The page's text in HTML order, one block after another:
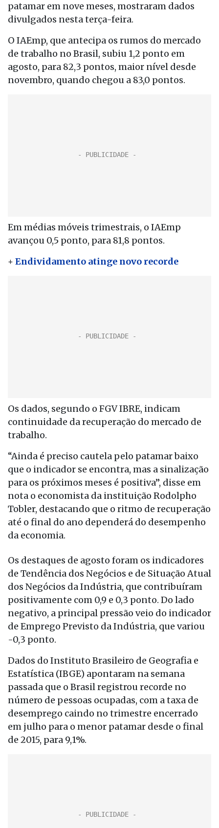
patamar em nove meses, mostraram dados
divulgados nesta terça-feira.
O IAEmp, que antecipa os rumos do mercado
de trabalho no Brasil, subiu 1,2 ponto em
agosto, para 82,3 pontos, maior nível desde
novembro, quando chegou a 83,0 pontos.
Em médias móveis trimestrais, o IAEmp
avançou 0,5 ponto, para 81,8 pontos.
+ Endividamento atinge novo recorde
Os dados, segundo o FGV IBRE, indicam
continuidade da recuperação do mercado de
trabalho.
“Ainda é preciso cautela pelo patamar baixo
que o indicador se encontra, mas a sinalização
para os próximos meses é positiva”, disse em
nota o economista da instituição Rodolpho
Tobler, destacando que o ritmo de recuperação
até o final do ano dependerá do desempenho
da economia.
Os destaques de agosto foram os indicadores
de Tendência dos Negócios e de Situação Atual
dos Negócios da Indústria, que contribuíram
positivamente com 0,9 e 0,3 ponto. Do lado
negativo, a principal pressão veio do indicador
de Emprego Previsto da Indústria, que variou
-0,3 ponto.
Dados do Instituto Brasileiro de Geografia e
Estatística (IBGE) apontaram na semana
passada que o Brasil registrou recorde no
número de pessoas ocupadas, com a taxa de
desemprego caindo no trimestre encerrado
em julho para o menor patamar desde o final
de 2015, para 9,1%.